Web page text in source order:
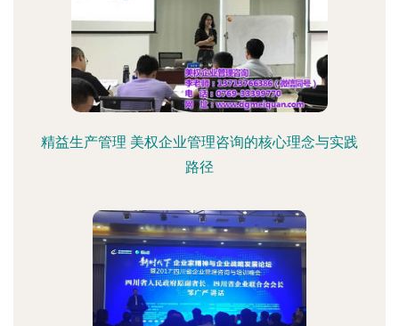
精益生产管理 美权企业管理咨询的核心理念与实践
路径